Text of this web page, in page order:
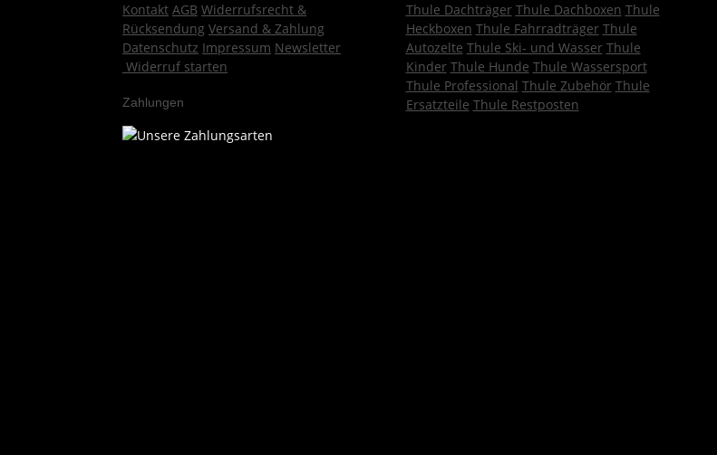
Kontakt AGB Widerrufsrecht &
Rücksendung Versand & Zahlung
Datenschutz Impressum Newsletter
Widerruf starten
Zahlungen
Thule Dachträger Thule Dachboxen Thule
Heckboxen Thule Fahrradträger Thule
Autozelte Thule Ski- und Wasser Thule
Kinder Thule Hunde Thule Wassersport
Thule Professional Thule Zubehör Thule
Ersatzteile Thule Restposten